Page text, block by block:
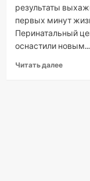
результаты
первых минут
Перинатальный
оснастили новым...
Читать далее